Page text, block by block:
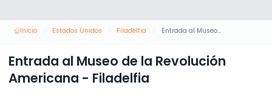
Inicio Estados Unidos Filadelfia Entrada al Museo de la Revolución Americana - Filadelfia
Entrada al Museo de la Revolución
Americana - Filadelfia